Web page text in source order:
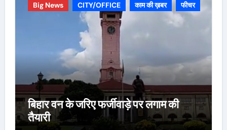
Big News CITY/OFFICE काम की ख़बर फीचर
बिहार वन के जरिए फर्जीवाड़े पर लगाम की
तैयारी